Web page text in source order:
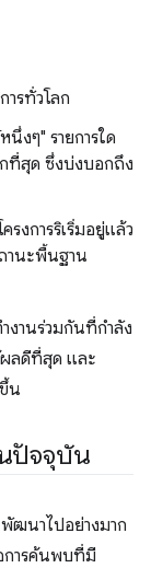
ารทั่วโลก
นึ่งๆ" รายการใด
ที่สุด ซึ่งบ่งบอกถึง
งการริเริ่มอยู่แล้ว
านะพื้นฐาน
านร่วมกันที่กําลัง
ลดีที่สุด และ
น
ปัจจุบัน
ฒนาไปอย่างมาก
การค้นพบที่มี